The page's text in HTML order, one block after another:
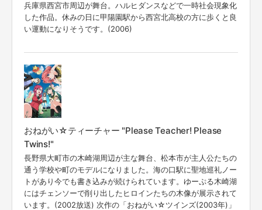
兵庫県西宮市周辺が舞台。ハルヒダンスなどで一時社会現象化
した作品。休みの日に甲陽園駅から西宮北高校の方に歩くと良
い運動になりそうです。(2006)
おねがい☆ティーチャー "Please Teacher! Please
Twins!"
長野県大町市の木崎湖周辺が主な舞台、松本市が主人公たちの
通う学校や町のモデルになりました。海の口駅に聖地巡礼ノー
トがあり今でも書き込みが続けられています。ゆーぷる木崎湖
にはチェンソーで削り出したヒロインたちの木像が展示されて
います。(2002放送) 次作の「おねがい☆ツインズ(2003年)」